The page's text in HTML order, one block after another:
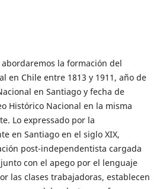
la formación del
en Chile entre 1813 y 1911, año de
en Santiago y fecha de
Histórico Nacional en la misma
Lo expressado por la
en Santiago en el siglo XIX,
post-independentista cargada
con el apego por el lenguaje
las clases trabajadoras, establecen